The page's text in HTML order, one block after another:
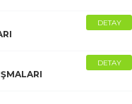
DETAY
DETAY